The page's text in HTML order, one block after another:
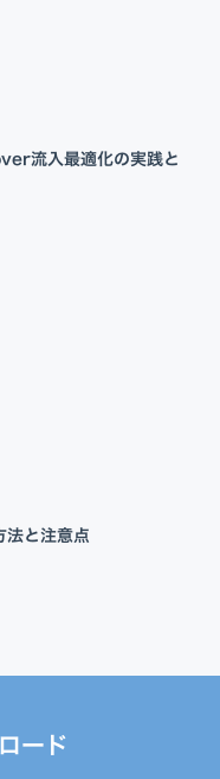
流入最適化の実践と
と注意点
ード